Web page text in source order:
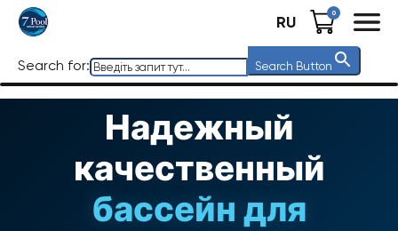
RU 0
Search for: Search Button
Надежный
качественный
бассейн для